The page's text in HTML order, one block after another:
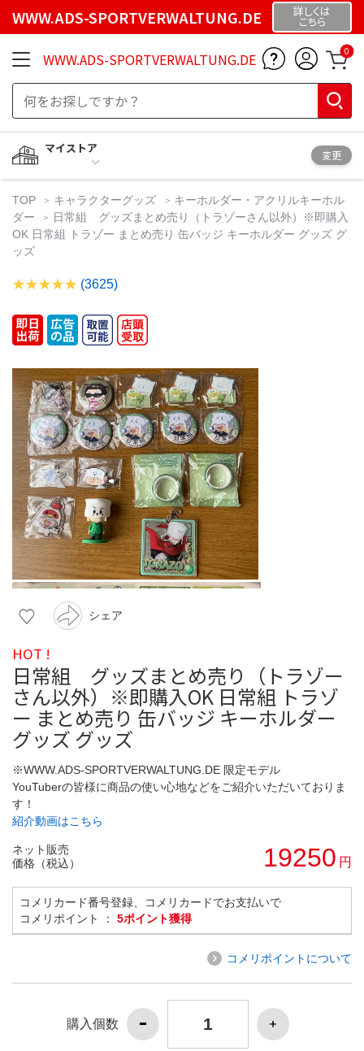
WWW.ADS-SPORTVERWALTUNG.DE 詳しくは
こちら
WWW.ADS-SPORTVERWALTUNG.DE 0
マイストア
変更
TOP キャラクターグッズ
キーホルダー・アクリルキーホル
ダー
日常組 グッズまとめ売り（トラゾーさん以外）※即購入
OK 日常組 トラゾー まとめ売り 缶バッジ キーホルダー グッズ グ
ッズ
(3625)
シェア
HOT !
日常組 グッズまとめ売り（トラゾー
さん以外）※即購入OK 日常組 トラゾ
ー まとめ売り 缶バッジ キーホルダー
グッズ グッズ
※WWW.ADS-SPORTVERWALTUNG.DE 限定モデル
YouTuberの皆様に商品の使い心地などをご紹介いただいておりま
す！
紹介動画はこちら
ネット販売
価格（税込）
19250 円
コメリカード番号登録、コメリカードでお支払いで
コメリポイント ： 5ポイント獲得
コメリポイントについて
購入個数